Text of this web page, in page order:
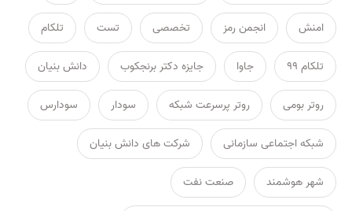
امنش انجمن رمز تخصصی تست تلکام
تلکام ۹۹ جاوا جایزه دکتر برنجکوب دانش بنیان
روتر بومی روتر پرسرعت شبکه سودار سودارس
شبکه اجتماعی سازمانی شرکت های دانش بنیان
شهر هوشمند صنعت نفت